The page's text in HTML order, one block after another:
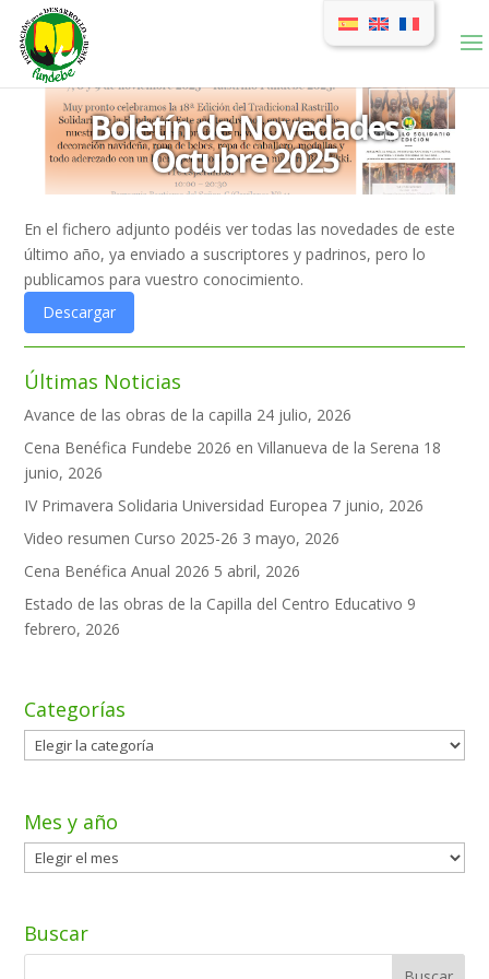
Boletín de Novedades
Octubre 2025
Últimas Noticias
Avance de las obras de la capilla 24 julio, 2026
Cena Benéfica Fundebe 2026 en Villanueva de la Serena 18
junio, 2026
IV Primavera Solidaria Universidad Europea 7 junio, 2026
Video resumen Curso 2025-26 3 mayo, 2026
Cena Benéfica Anual 2026 5 abril, 2026
Estado de las obras de la Capilla del Centro Educativo 9
febrero, 2026
Categorías
Categorías
Mes y año
Mes
y
Buscar
En el fichero adjunto podéis ver todas las novedades de este
último año, ya enviado a suscriptores y padrinos, pero lo
publicamos para vuestro conocimiento.
Descargar